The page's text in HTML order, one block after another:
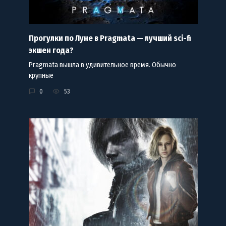
Прогулки по Луне в Pragmata — лучший sci-fi
экшен года?
Pragmata вышла в удивительное время. Обычно
крупные
0 53